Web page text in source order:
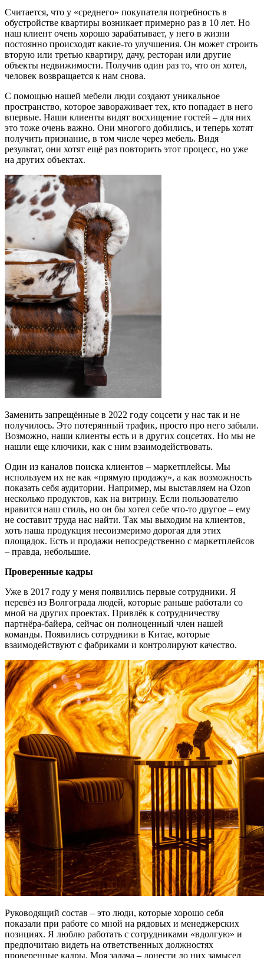
Считается, что у «среднего» покупателя потребность в
обустройстве квартиры возникает примерно раз в 10 лет. Но
наш клиент очень хорошо зарабатывает, у него в жизни
постоянно происходят какие-то улучшения. Он может строить
вторую или третью квартиру, дачу, ресторан или другие
объекты недвижимости. Получив один раз то, что он хотел,
человек возвращается к нам снова.
С помощью нашей мебели люди создают уникальное
пространство, которое завораживает тех, кто попадает в него
впервые. Наши клиенты видят восхищение гостей – для них
это тоже очень важно. Они многого добились, и теперь хотят
получить признание, в том числе через мебель. Видя
результат, они хотят ещё раз повторить этот процесс, но уже
на других объектах.
Заменить запрещённые в 2022 году соцсети у нас так и не
получилось. Это потерянный трафик, просто про него забыли.
Возможно, наши клиенты есть и в других соцсетях. Но мы не
нашли еще ключики, как с ним взаимодействовать.
Один из каналов поиска клиентов – маркетплейсы. Мы
используем их не как «прямую продажу», а как возможность
показать себя аудитории. Например, мы выставляем на Ozon
несколько продуктов, как на витрину. Если пользователю
нравится наш стиль, но он бы хотел себе что-то другое – ему
не составит труда нас найти. Так мы выходим на клиентов,
хоть наша продукция несоизмеримо дорогая для этих
площадок. Есть и продажи непосредственно с маркетплейсов
– правда, небольшие.
Проверенные кадры
Уже в 2017 году у меня появились первые сотрудники. Я
перевёз из Волгограда людей, которые раньше работали со
мной на других проектах. Привлёк к сотрудничеству
партнёра-байера, сейчас он полноценный член нашей
команды. Появились сотрудники в Китае, которые
взаимодействуют с фабриками и контролируют качество.
Руководящий состав – это люди, которые хорошо себя
показали при работе со мной на рядовых и менеджерских
позициях. Я люблю работать с сотрудниками «вдолгую» и
предпочитаю видеть на ответственных должностях
проверенные кадры. Моя задача – донести до них замысел